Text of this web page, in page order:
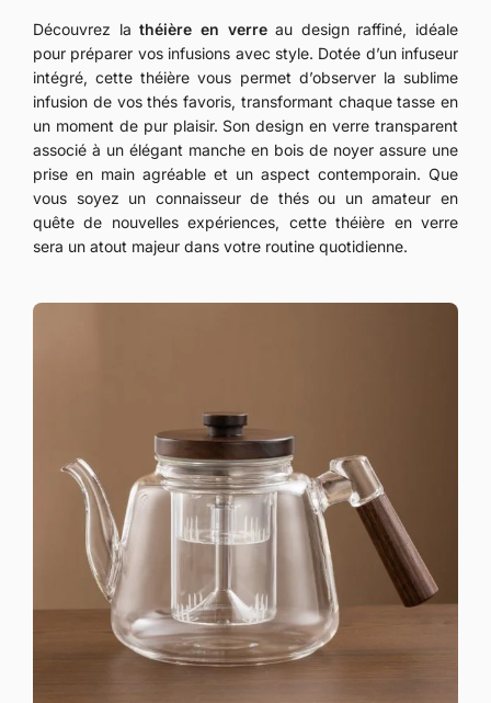
Découvrez lathéière en verreau design raffiné, idéale
pour préparer vos infusions avec style. Dotée d’un infuseur
intégré, cette théière vous permet d’observer la sublime
infusion de vos thés favoris, transformant chaque tasse en
un moment de pur plaisir. Son design en verre transparent
associé à un élégant manche en bois de noyer assure une
prise en main agréable et un aspect contemporain. Que
vous soyez un connaisseur de thés ou un amateur en
quête de nouvelles expériences, cette théière en verre
sera un atout majeur dans votre routine quotidienne.